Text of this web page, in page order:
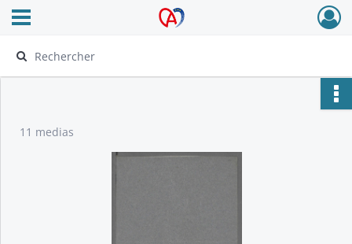
Archives Alsace - Colmar
Ouvrir le menu déroulant
11 medias